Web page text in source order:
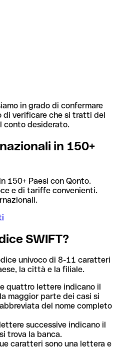
in grado di confermare
verificare che si tratti del
conto desiderato.
in 150+
150+ Paesi con Qonto.
e di tariffe convenienti.
SWIFT?
univoco di 8-11 caratteri
la città e la filiale.
quattro lettere indicano il
maggior parte dei casi si
del nome completo
successive indicano il
trova la banca.
caratteri sono una lettera e